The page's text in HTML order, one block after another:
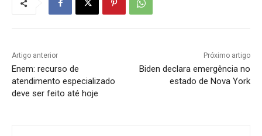
Artigo anterior
Enem: recurso de
atendimento especializado
deve ser feito até hoje
Próximo artigo
Biden declara emergência no
estado de Nova York